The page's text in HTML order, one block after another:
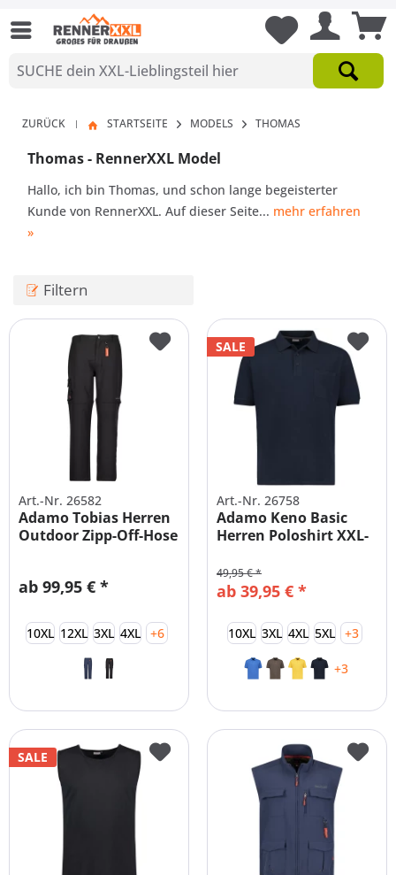
ZURÜCK | STARTSEITE MODELS THOMAS
Thomas - RennerXXL Model
Hallo, ich bin Thomas, und schon lange begeisterter
Kunde von RennerXXL. Auf dieser Seite... mehr erfahren
»
Filtern
Art.-Nr. 26582
Adamo Tobias Herren
Outdoor Zipp-Off-Hose
ab 99,95 € *
10XL 12XL 3XL 4XL +6
SALE
Art.-Nr. 26758
Adamo Keno Basic
Herren Poloshirt XXL-
ab 39,95 € *
49,95 € *
10XL 3XL 4XL 5XL +3
+3
SALE